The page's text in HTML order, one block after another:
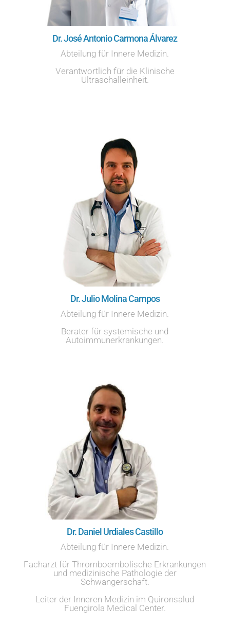
Dr. José Antonio Carmona Álvarez
Abteilung für Innere Medizin.
Verantwortlich für die Klinische
Ultraschalleinheit.
Dr. Julio Molina Campos
Abteilung für Innere Medizin.
Berater für systemische und
Autoimmunerkrankungen.
Dr. Daniel Urdiales Castillo
Abteilung für Innere Medizin.
Facharzt für Thromboembolische Erkrankungen
und medizinische Pathologie der
Schwangerschaft.
Leiter der Inneren Medizin im Quironsalud
Fuengirola Medical Center.